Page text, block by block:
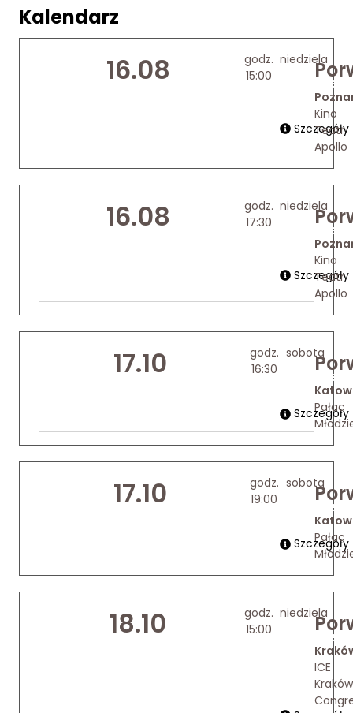
Kalendarz
16.08
godz.
15:00
niedziela
Kino
Teatr
Apollo
Kup bilet
Szczegóły
16.08
godz.
17:30
niedziela
Kino
Teatr
Apollo
Kup bilet
Szczegóły
17.10
godz.
16:30
sobota
Pałac
Kup bilet
Szczegóły
17.10
godz.
19:00
sobota
Pałac
Kup bilet
Szczegóły
18.10
godz.
15:00
niedziela
ICE
Kraków
Kup bilet